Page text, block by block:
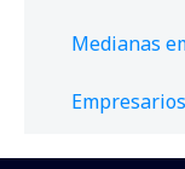
Medianas
Empresarios